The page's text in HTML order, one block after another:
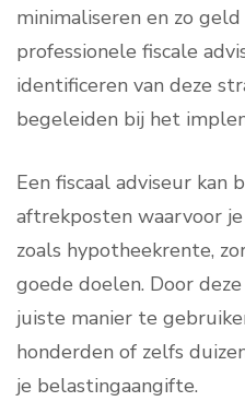
minimaliseren en zo
professionele fiscale
identificeren van deze
begeleiden bij het
Een fiscaal adviseur kan
aftrekposten waarvoor
zoals hypotheekrente,
goede doelen. Door
juiste manier te
honderden of zelfs
je belastingaangifte.